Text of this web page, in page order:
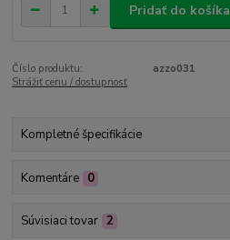
Pridať do košíka
Číslo produktu:
azzo031
Strážiť cenu / dostupnosť
Kompletné špecifikácie
Komentáre 0
Súvisiaci tovar 2